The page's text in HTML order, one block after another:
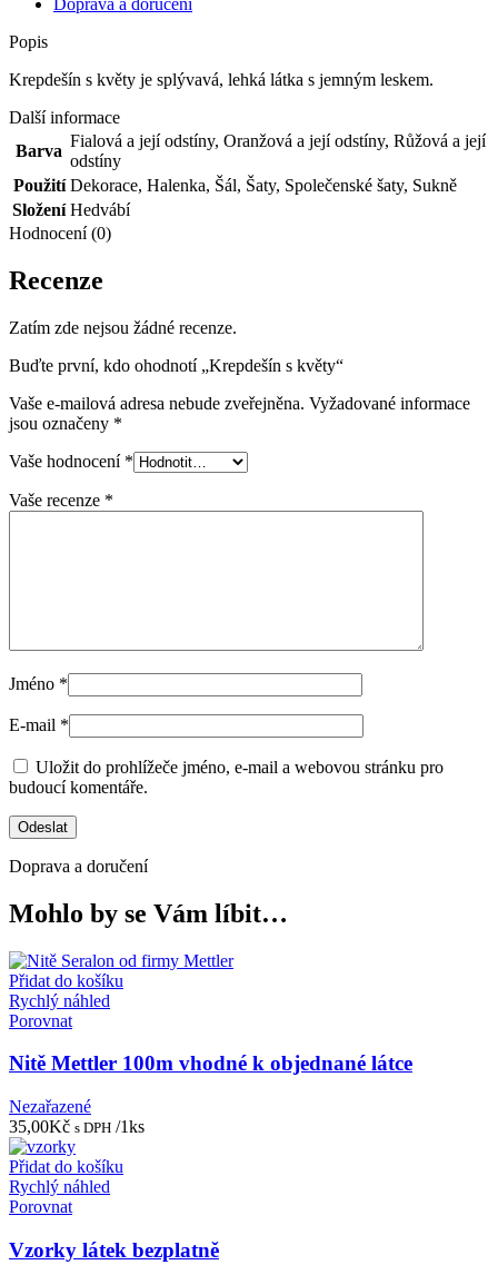
Popis
Krepdešín s květy je splývavá, lehká látka s jemným leskem.
Další informace
Barva
Fialová a její odstíny, Oranžová a její odstíny, Růžová a její
odstíny
Použití Dekorace, Halenka, Šál, Šaty, Společenské šaty, Sukně
Složení Hedvábí
Hodnocení (0)
Recenze
Zatím zde nejsou žádné recenze.
Buďte první, kdo ohodnotí „Krepdešín s květy“
Vaše e-mailová adresa nebude zveřejněna. Vyžadované informace
jsou označeny *
Vaše hodnocení *
Vaše recenze *
Jméno *
E-mail *
Uložit do prohlížeče jméno, e-mail a webovou stránku pro
budoucí komentáře.
Doprava a doručení
Mohlo by se Vám líbit…
Přidat do košíku
Rychlý náhled
Porovnat
Nitě Mettler 100m vhodné k objednané látce
Nezařazené
35,00Kč s DPH /1ks
Přidat do košíku
Rychlý náhled
Porovnat
Vzorky látek bezplatně